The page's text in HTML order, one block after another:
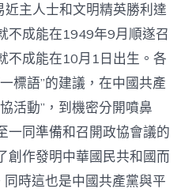
主人士和文明精英勝利達
不成能在1949年9月順遂召
不成能在10月1日出生。各
標語”的建議，在中國共產
活動”，到機密分開噴鼻
一同準備和召開政協會議的
創作發明中華國民共和國而
同時這也是中國共產黨與平